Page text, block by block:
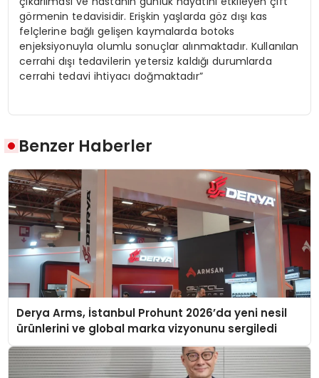
görmenin tedavisidir. Erişkin yaşlarda göz dışı kas
felçlerine bağlı gelişen kaymalarda botoks
enjeksiyonuyla olumlu sonuçlar alınmaktadır. Kullanılan
cerrahi dışı tedavilerin yetersiz kaldığı durumlarda
cerrahi tedavi ihtiyacı doğmaktadır”
Benzer Haberler
Derya Arms, İstanbul Prohunt 2026’da yeni nesil
ürünlerini ve global marka vizyonunu sergiledi